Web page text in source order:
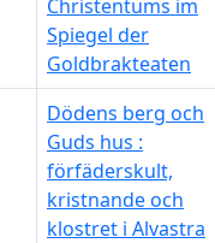
Christentums im
Spiegel der
Goldbrakteaten
Dödens berg och
Guds hus :
förfäderskult,
kristnande och
klostret i Alvastra